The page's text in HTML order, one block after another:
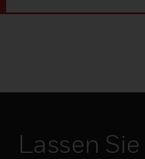
Lassen